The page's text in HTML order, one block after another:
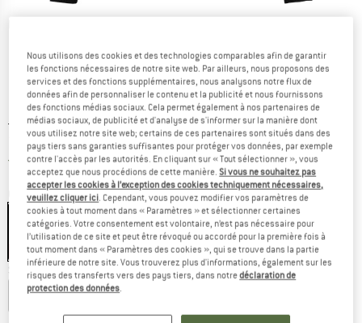
Prix initial :
199,95€
Prix:
79,98€ TVA incl.
Livraison gratuite(FR) France. Informations sur les frais de
Couleur:Deep Black
-60 %
Sélectionner taille:
XS S M
Nous utilisons des cookies et des technologies comparables afin de garantir
les fonctions nécessaires de notre site web. Par ailleurs, nous proposons des
services et des fonctions supplémentaires, nous analysons notre flux de
données afin de personnaliser le contenu et la publicité et nous fournissons
des fonctions médias sociaux. Cela permet également à nos partenaires de
médias sociaux, de publicité et d'analyse de s'informer sur la manière dont
vous utilisez notre site web; certains de ces partenaires sont situés dans des
pays tiers sans garanties suffisantes pour protéger vos données, par exemple
contre l'accès par les autorités. En cliquant sur « Tout sélectionner », vous
acceptez que nous procédions de cette manière.Si vous ne souhaitez pas
accepter les cookies à l’exception des cookies techniquement nécessaires,
veuillez cliquer ici. Cependant, vous pouvez modifier vos paramètres de
cookies à tout moment dans « Paramètres » et sélectionner certaines
catégories. Votre consentement est volontaire, n’est pas nécessaire pour
l’utilisation de ce site et peut être révoqué ou accordé pour la première fois à
tout moment dans « Paramètres des cookies », qui se trouve dans la partie
inférieure de notre site. Vous trouverez plus d'informations, également sur les
risques des transferts vers des pays tiers, dans notredéclaration de
protection des données.